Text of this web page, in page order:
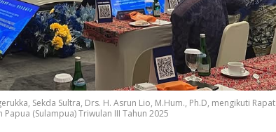
Sekda Sultra, Drs. H. Asrun Lio, M.Hum., Ph.D, mengikuti Rapat
(Sulampua) Triwulan III Tahun 2025